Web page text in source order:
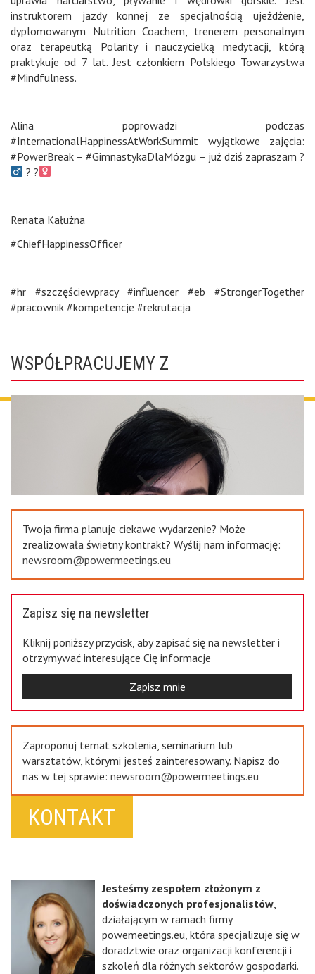
instruktorem jazdy konnej ze specjalnością ujeżdżenie,
dyplomowanym Nutrition Coachem, trenerem personalnym
oraz terapeutką Polarity i nauczycielką medytacji, którą
praktykuje od 7 lat. Jest członkiem Polskiego Towarzystwa
#Mindfulness.
Alina poprowadzi podczas
#InternationalHappinessAtWorkSummit wyjątkowe zajęcia:
#PowerBreak – #GimnastykaDlaMózgu – już dziś zapraszam ?‍
? ?‍
Renata Kałużna
#ChiefHappinessOfficer
#hr #szczęściewpracy #influencer #eb #StrongerTogether
#pracownik #kompetencje #rekrutacja
WSPÓŁPRACUJEMY Z
Previous
Next
Twoja firma planuje ciekawe wydarzenie? Może
zrealizowała świetny kontrakt? Wyślij nam informację:
newsroom@powermeetings.eu
Zapisz się na newsletter
Kliknij poniższy przycisk, aby zapisać się na newsletter i
otrzymywać interesujące Cię informacje
Zapisz mnie
Zaproponuj temat szkolenia, seminarium lub
warsztatów, którymi jesteś zainteresowany. Napisz do
nas w tej sprawie: newsroom@powermeetings.eu
KONTAKT
Jesteśmy zespołem złożonym z
doświadczonych profesjonalistów,
działającym w ramach firmy
powemeetings.eu, która specjalizuje się w
doradztwie oraz organizacji konferencji i
szkoleń dla różnych sektorów gospodarki.